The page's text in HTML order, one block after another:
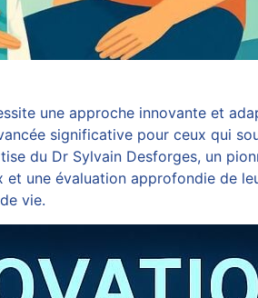
une approche innovante et
significative pour ceux qui
du Dr Sylvain Desforges, un
une évaluation approfondie de
vie.